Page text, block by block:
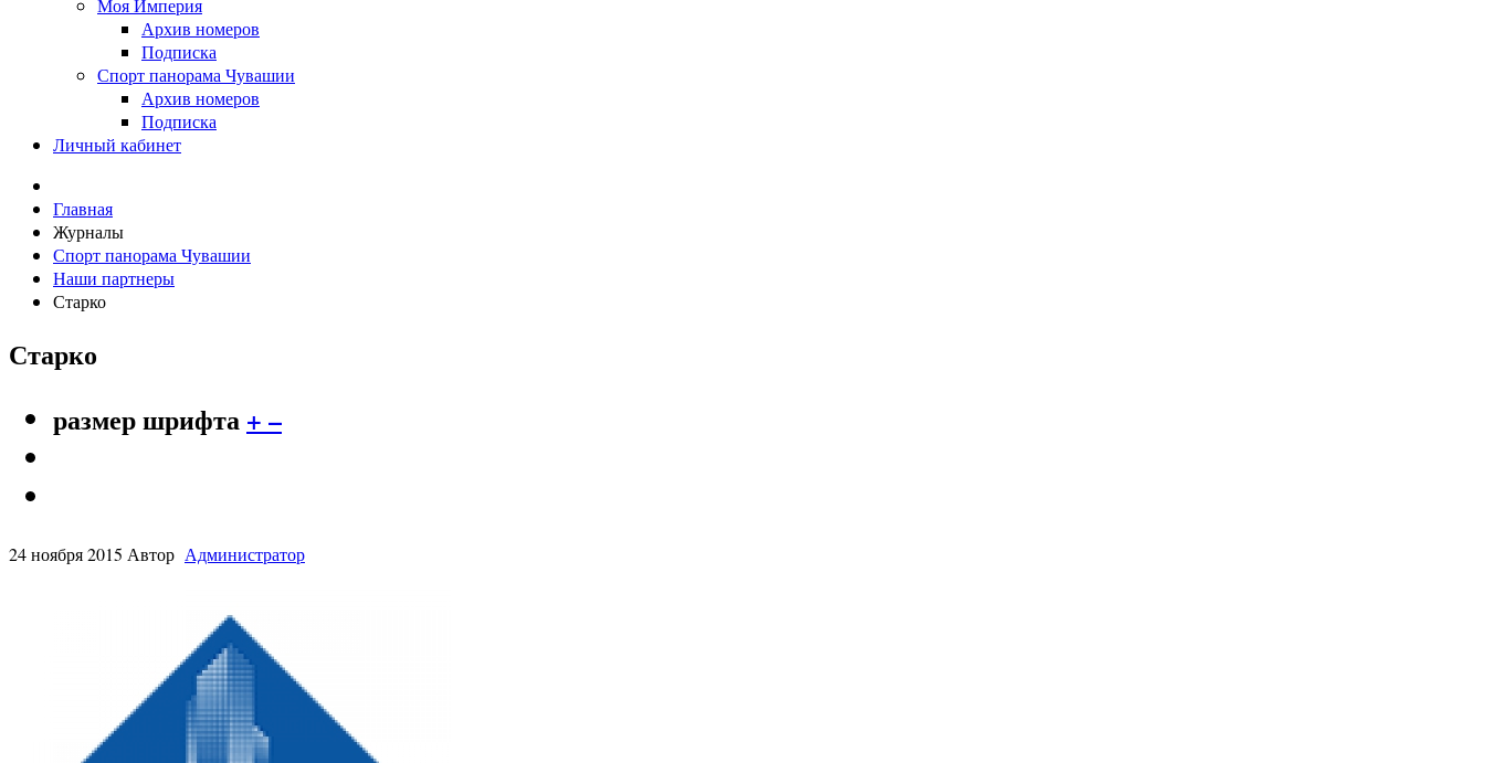
Моя Империя
Архив номеров
Подписка
Спорт панорама Чувашии
Архив номеров
Подписка
Личный кабинет
Главная
Журналы
Спорт панорама Чувашии
Наши партнеры
Старко
Старко
размер шрифта + –
24 ноября 2015 Автор Администратор